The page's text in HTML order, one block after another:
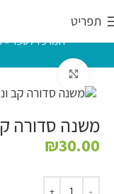
תפריט
המרכז לספר»
משנה סדורה
₪30.00